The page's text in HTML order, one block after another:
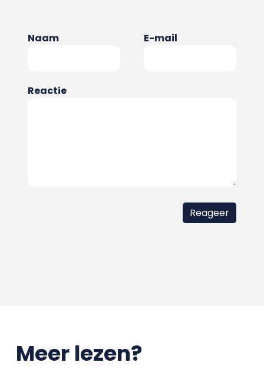
Naam E-mail
Reactie
Meer lezen?